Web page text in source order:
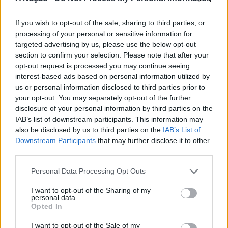
If you wish to opt-out of the sale, sharing to third parties, or
processing of your personal or sensitive information for
targeted advertising by us, please use the below opt-out
section to confirm your selection. Please note that after your
opt-out request is processed you may continue seeing
interest-based ads based on personal information utilized by
us or personal information disclosed to third parties prior to
your opt-out. You may separately opt-out of the further
disclosure of your personal information by third parties on the
IAB’s list of downstream participants. This information may
also be disclosed by us to third parties on the IAB’s List of
Downstream Participants that may further disclose it to other
Personal Data Processing Opt Outs
I want to opt-out of the Sharing of my
personal data.
Opted In
I want to opt-out of the Sale of my
de vento das comunidades costeiras, promovendo o
território através do mar e das suas condições naturais.
Nas palavras de Pedro Mota, De todas as etapas do
Nortada Ocean Rides, este evento é o que mais precisa
da “nortada” como apoio, porque sem vento não há
kitesurf.
A presença da Nortada vai mais uma vez, alem da
competição. O que queremos é fazer parte deste
movimento que promove o encontro entre atletas,
visitantes e a comunidade local. Que a marca Nortada
Esposende com o vento e o mar, refere o CEO da
Nortada.
Para o Presidente da Câmara Municipal de Esposende,
Carlos Silva, a prática de desportos náuticos é vista pelo
ATUALIDADE
Cinco projetos de Cascais finalistas
em iniciativa europeia
Publicado 20 horas atrás on 05/08/2026
Ígor Lopes
Congressos do Estoril.
Participação cívica, Juventude, Educação, Emprego e
Inclusão de pessoas com deficiência. Estas são as áreas
em que se enquadram os cinco projetos da Câmara